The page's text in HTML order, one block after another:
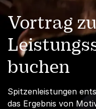
Vortrag
buchen
Spitzenleistungen
das Ergebnis von